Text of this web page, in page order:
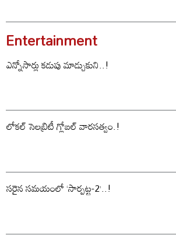
Entertainment
ఎన్నోసార్లు కడుపు మాడ్చుకుని..!
లోకల్ సెలబ్రిటీ గ్లోబల్ వారసత్వం.!
సరైన సమయంలో ‘సార్పట్ట-2’..!